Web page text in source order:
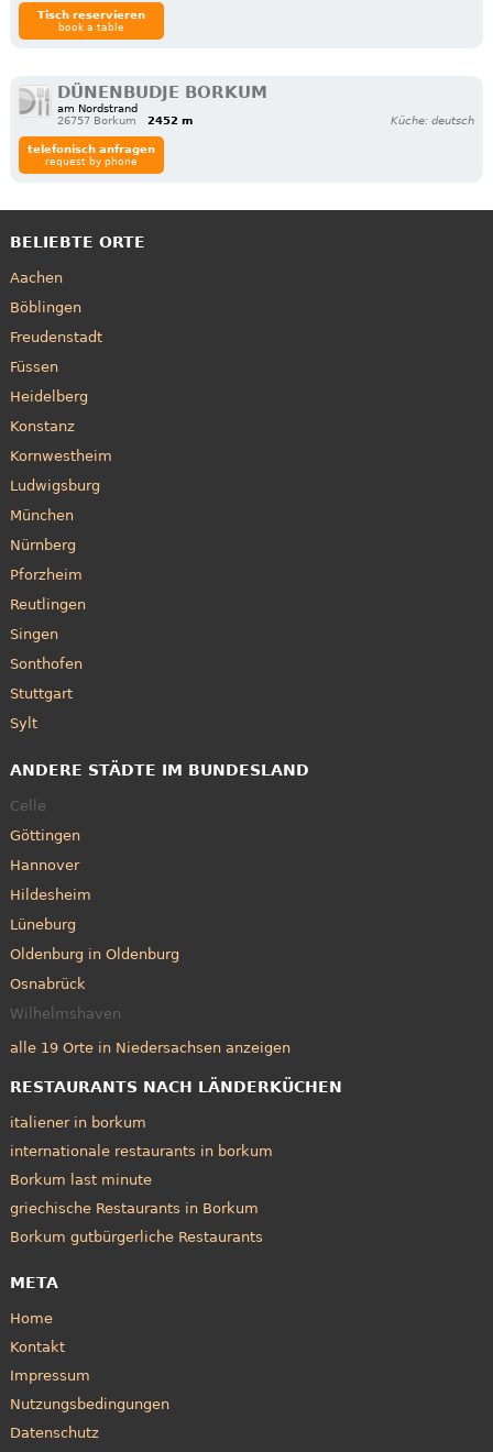
Tisch reservieren
book a table
DÜNENBUDJE BORKUM
am Nordstrand
26757 Borkum
2452 m Küche: deutsch
telefonisch anfragen
request by phone
BELIEBTE ORTE
Aachen
Böblingen
Freudenstadt
Füssen
Heidelberg
Konstanz
Kornwestheim
Ludwigsburg
München
Nürnberg
Pforzheim
Reutlingen
Singen
Sonthofen
Stuttgart
Sylt
ANDERE STÄDTE IM BUNDESLAND
Celle
Göttingen
Hannover
Hildesheim
Lüneburg
Oldenburg in Oldenburg
Osnabrück
Wilhelmshaven
alle 19 Orte in Niedersachsen anzeigen
RESTAURANTS NACH LÄNDERKÜCHEN
italiener in borkum
internationale restaurants in borkum
Borkum last minute
griechische Restaurants in Borkum
Borkum gutbürgerliche Restaurants
META
Home
Kontakt
Impressum
Nutzungsbedingungen
Datenschutz